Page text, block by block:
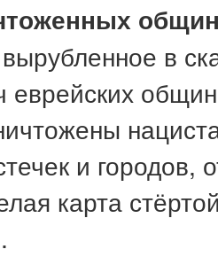
в
еврейских
и городов,
карта